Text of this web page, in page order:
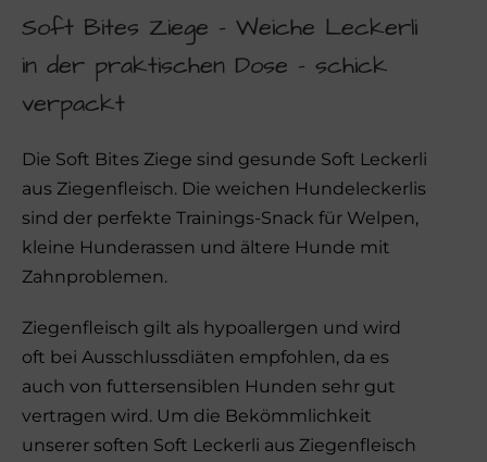
Soft Bites Ziege – Weiche Leckerli
in der praktischen Dose – schick
verpackt
Die Soft Bites Ziege sind gesunde Soft Leckerli
aus Ziegenfleisch. Die weichen Hundeleckerlis
sind der perfekte Trainings-Snack für Welpen,
kleine Hunderassen und ältere Hunde mit
Zahnproblemen.
Ziegenfleisch gilt als hypoallergen und wird
oft bei Ausschlussdiäten empfohlen, da es
auch von futtersensiblen Hunden sehr gut
vertragen wird. Um die Bekömmlichkeit
unserer soften Soft Leckerli aus Ziegenfleisch